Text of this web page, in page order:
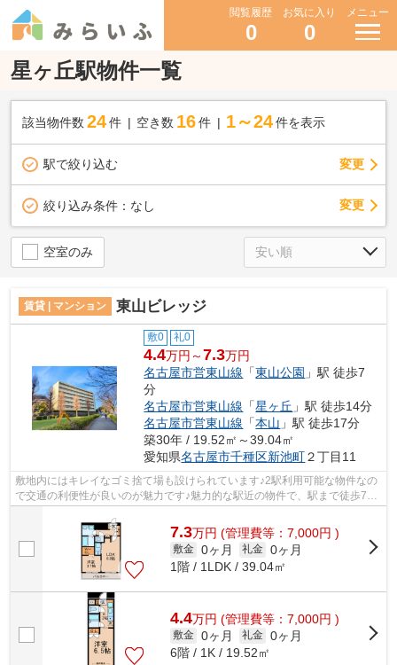
閲覧履歴
0
お気に入り
0
メニュー
星ヶ丘駅物件一覧
該当物件数 24件 空き数 16 件 1～24 件を表示
駅で絞り込む 変更
絞り込み条件： なし 変更
空室のみ
賃貸 | マンション 東山ビレッジ
敷0 礼0
4.4万円～7.3万円
名古屋市営東山線 「東山公園 」駅 徒歩7
分
名古屋市営東山線 「星ヶ丘 」駅 徒歩14分
名古屋市営東山線 「本山 」駅 徒歩17分
築30年 / 19.52㎡～39.04㎡
愛知県名古屋市千種区新池町２丁目11
敷地内にはキレイなゴミ捨て場も設けられています♪2駅利用可能な物件なの
で交通の利便性が良いのが魅力です♪魅力的な駅近の物件で、駅まで徒歩7分
7.3万円 (管理費等：7,000円 )
敷金 0ヶ月 礼金 0ヶ月
1階 / 1LDK / 39.04㎡
4.4万円 (管理費等：7,000円 )
敷金 0ヶ月 礼金 0ヶ月
6階 / 1K / 19.52㎡